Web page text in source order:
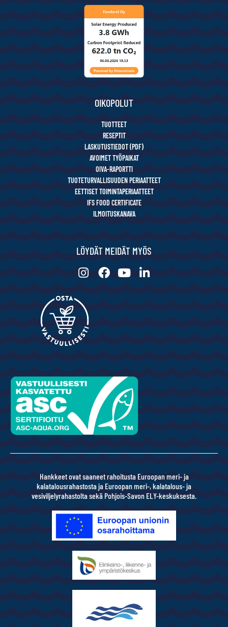
OIKOPOLUT
TUOTTEET
RESEPTIT
LASKUTUSTIEDOT (PDF)
AVOIMET TYÖPAIKAT
OIVA-RAPORTTI
TUOTETURVALLISUUDEN PERIAATTEET
EETTISET TOIMINTAPERIAATTEET
IFS FOOD CERTIFICATE
ILMOITUSKANAVA
LÖYDÄT MEIDÄT MYÖS
Hankkeet ovat saaneet rahoitusta Euroopan meri- ja
kalatalousrahastosta ja Euroopan meri-, kalatalous- ja
vesiviljelyrahastolta sekä Pohjois-Savon ELY-keskuksesta.